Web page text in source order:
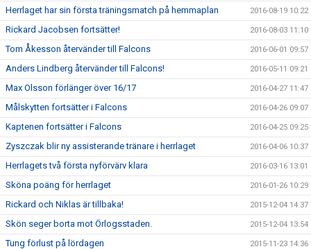
Herrlaget har sin första träningsmatch på hemmaplan 2016-08-19 10:22
Rickard Jacobsen fortsätter! 2016-08-03 11:10
Tom Åkesson återvänder till Falcons 2016-06-01 09:57
Anders Lindberg återvänder till Falcons! 2016-05-11 09:21
Max Olsson förlänger över 16/17 2016-04-27 11:47
Målskytten fortsätter i Falcons 2016-04-26 09:07
Kaptenen fortsätter i Falcons 2016-04-25 09:25
Zyszczak blir ny assisterande tränare i herrlaget 2016-04-06 10:37
Herrlagets två första nyförvärv klara 2016-03-16 13:01
Sköna poäng för herrlaget 2016-01-26 10:29
Rickard och Niklas är tillbaka! 2015-12-04 14:37
Skön seger borta mot Örlogsstaden. 2015-12-04 13:54
Tung förlust på lördagen 2015-11-23 14:36